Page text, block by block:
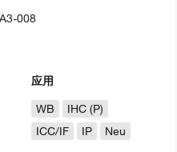
应用
WB
IHC (P)
ICC/IF
IP Neu
008